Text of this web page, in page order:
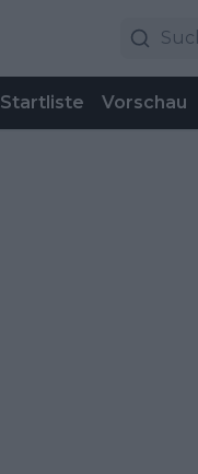
Startliste Vorschau